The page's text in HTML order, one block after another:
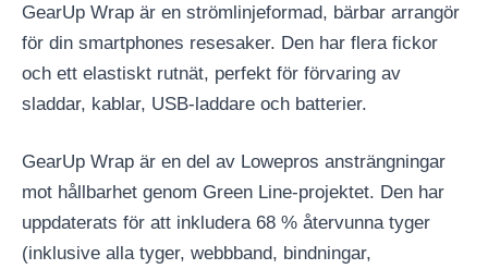
GearUp Wrap är en strömlinjeformad, bärbar arrangör
för din smartphones resesaker. Den har flera fickor
och ett elastiskt rutnät, perfekt för förvaring av
sladdar, kablar, USB-laddare och batterier.
GearUp Wrap är en del av Lowepros ansträngningar
mot hållbarhet genom Green Line-projektet. Den har
uppdaterats för att inkludera 68 % återvunna tyger
(inklusive alla tyger, webbband, bindningar,